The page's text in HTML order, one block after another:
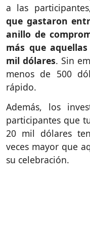
a las
que gastaron
anillo de
más que
mil dólares. Sin
menos de 500
rápido.
Además, los
participantes que
20 mil dólares
veces mayor que
su celebración.